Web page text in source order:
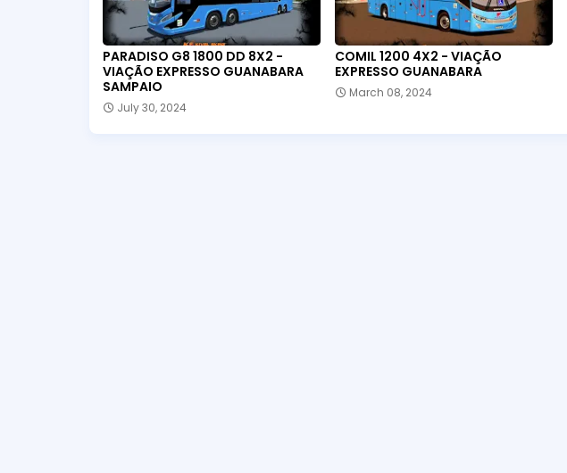
PARADISO G8 1800 DD 8X2 -
VIAÇÃO EXPRESSO GUANABARA
SAMPAIO
July 30, 2024
COMIL 1200 4X2 - VIAÇÃO
EXPRESSO GUANABARA
March 08, 2024